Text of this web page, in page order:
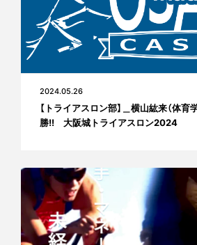
2024.05.26
【トライアスロン部】＿横山紘来（体育
勝!! 大阪城トライアスロン2024